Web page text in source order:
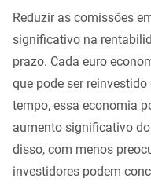
Reduzir as comissões
significativo na
prazo. Cada euro
que pode ser
tempo, essa economia
aumento significativo
disso, com menos
investidores podem